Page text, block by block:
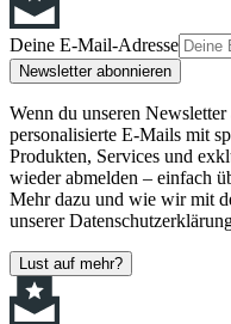
Deine E-Mail-Adresse
Newsletter abonnieren
Wenn du unseren
personalisierte E-Mails mit
Produkten, Services und
wieder abmelden – einfach
Mehr dazu und wie wir mit
unserer
Lust auf mehr?